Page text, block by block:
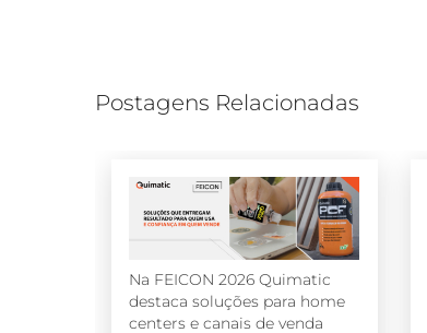
Postagens Relacionadas
Na FEICON 2026 Quimatic
destaca soluções para home
centers e canais de venda